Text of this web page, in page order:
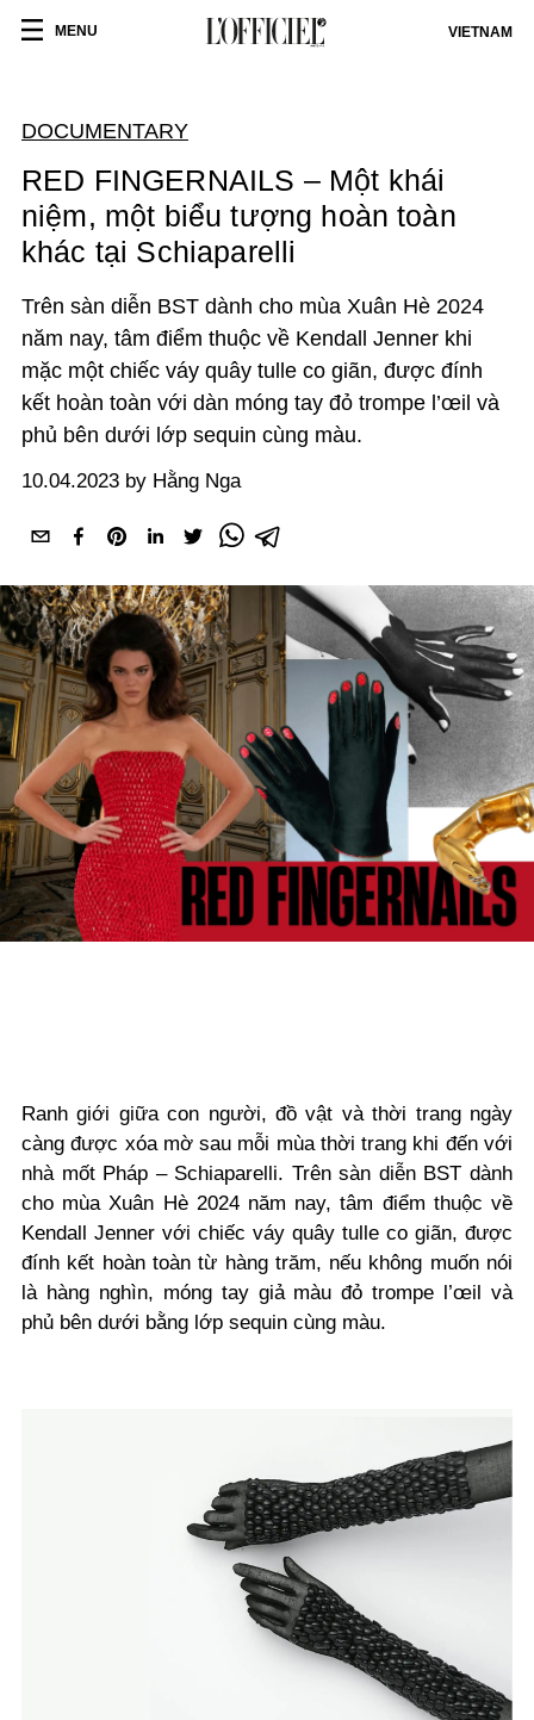
MENU VIETNAM
DOCUMENTARY
RED FINGERNAILS – Một khái
niệm, một biểu tượng hoàn toàn
khác tại Schiaparelli
Trên sàn diễn BST dành cho mùa Xuân Hè 2024
năm nay, tâm điểm thuộc về Kendall Jenner khi
mặc một chiếc váy quây tulle co giãn, được đính
kết hoàn toàn với dàn móng tay đỏ trompe l’œil và
phủ bên dưới lớp sequin cùng màu.
10.04.2023 by Hằng Nga
Ranh giới giữa con người, đồ vật và thời trang ngày
càng được xóa mờ sau mỗi mùa thời trang khi đến với
nhà mốt Pháp – Schiaparelli. Trên sàn diễn BST dành
cho mùa Xuân Hè 2024 năm nay, tâm điểm thuộc về
Kendall Jenner với chiếc váy quây tulle co giãn, được
đính kết hoàn toàn từ hàng trăm, nếu không muốn nói
là hàng nghìn, móng tay giả màu đỏ trompe l’œil và
phủ bên dưới bằng lớp sequin cùng màu.